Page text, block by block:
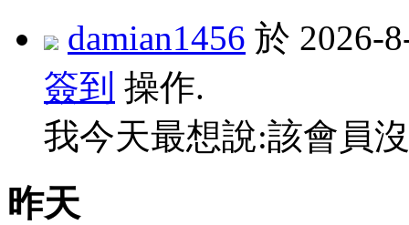
damian1456 於 2026-
簽到 操作.
我今天最想說:該會員
昨天